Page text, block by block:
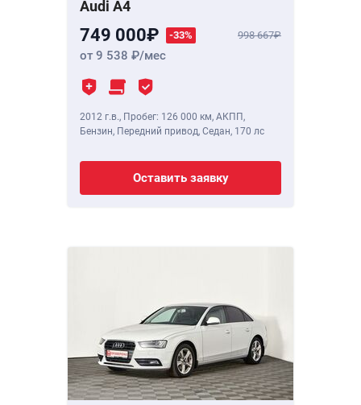
Audi A4
749 000 -33% 998 667
от 9 538 /мес
2012 г.в., Пробег: 126 000 км, АКПП,
Бензин, Передний привод, Седан, 170 лс
Оставить заявку